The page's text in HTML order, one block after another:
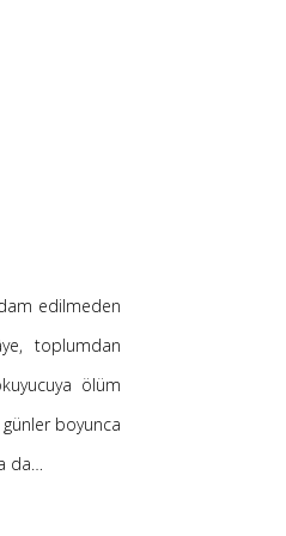
edilmeden
toplumdan
ölüm
boyunca
da…